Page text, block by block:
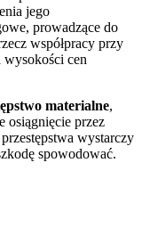
jego
prowadzące do
współpracy przy
wysokości cen
materialne,
osiągnięcie przez
wystarczy
spowodować.